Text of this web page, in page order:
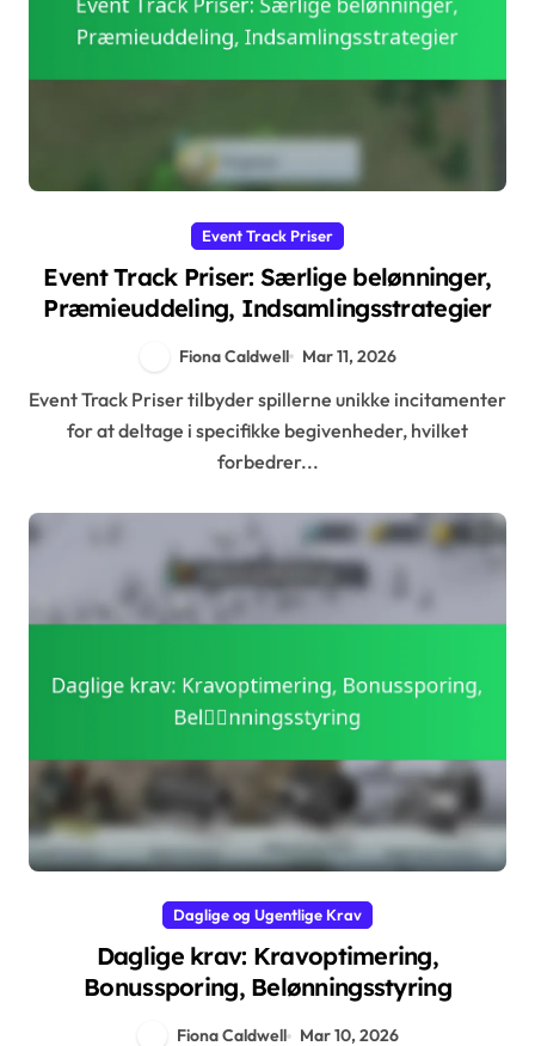
Event Track Priser
Event Track Priser: Særlige belønninger,
Præmieuddeling, Indsamlingsstrategier
Fiona Caldwell Mar 11, 2026
Event Track Priser tilbyder spillerne unikke incitamenter
for at deltage i specifikke begivenheder, hvilket
forbedrer...
Daglige og Ugentlige Krav
Daglige krav: Kravoptimering,
Bonussporing, Belønningsstyring
Fiona Caldwell Mar 10, 2026